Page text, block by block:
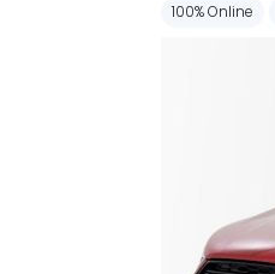
100% Online